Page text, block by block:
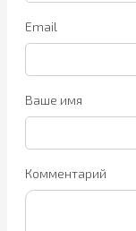
Email
Ваше имя
Комментарий